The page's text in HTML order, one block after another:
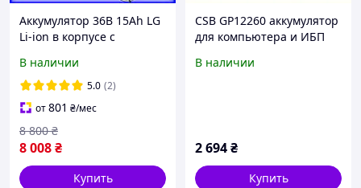
Аккумулятор 36В 15Ah LG
Li-ion в корпусе с
электровелосипеда
В наличии
5.0 (2)
от801 ₴/мес
8 008₴
8 800 ₴
Купить
CSB GP12260 аккумулятор
для компьютера и ИБП
В наличии
2 694₴
Купить